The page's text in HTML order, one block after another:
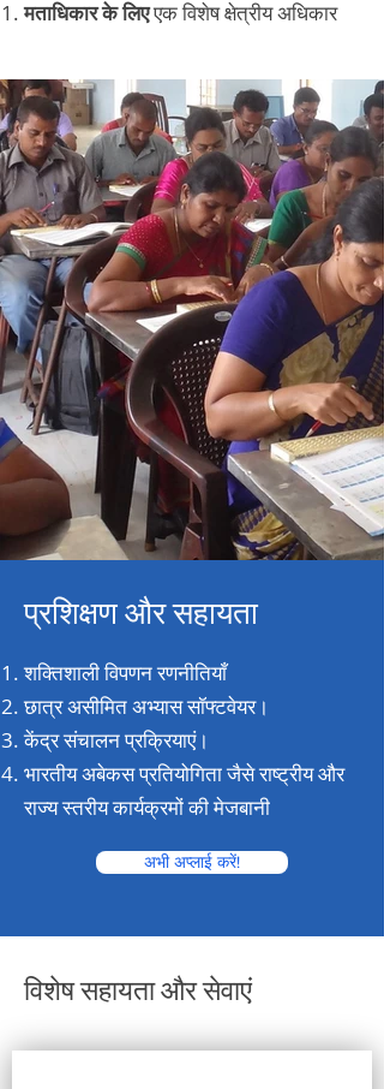
मताधिकार के लिएएक विशेष क्षेत्रीय अधिकार
प्रशिक्षण और सहायता
शक्तिशाली विपणन रणनीतियाँ
छात्र असीमित अभ्यास सॉफ्टवेयर।
केंद्र संचालन प्रक्रियाएं।
भारतीय अबेकस प्रतियोगिता जैसे राष्ट्रीय और
राज्य स्तरीय कार्यक्रमों की मेजबानी
अभी अप्लाई करें!
विशेष सहायता और सेवाएं